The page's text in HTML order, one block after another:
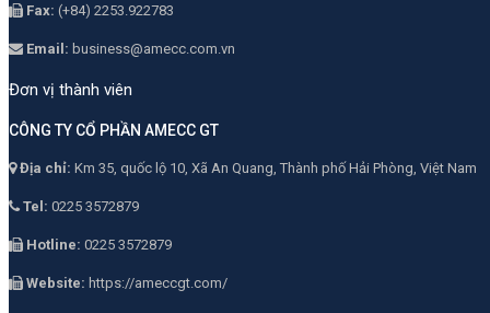
Fax: (+84) 2253.922783
Email: business@amecc.com.vn
Đơn vị thành viên
CÔNG TY CỔ PHẦN AMECC GT
Địa chỉ: Km 35, quốc lộ 10, Xã An Quang, Thành phố Hải Phòng, Việt Nam
Tel: 0225 3572879
Hotline: 0225 3572879
Website: https://ameccgt.com/